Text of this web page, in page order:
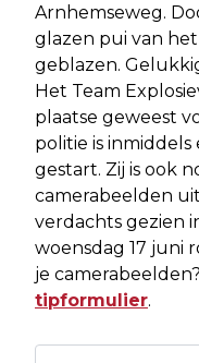
Arnhemseweg.
glazen pui van
geblazen.
Het Team
plaatse geweest
politie is
gestart. Zij is ook
camerabeelden
verdachts gezien
woensdag 17 juni
je
tipformulier.